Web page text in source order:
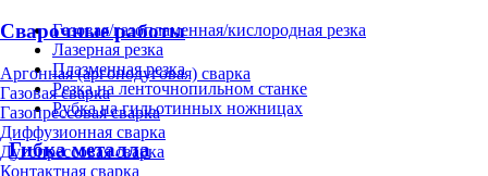
Сварочные работы
Аргонная (аргонодуговая) сварка
Газовая сварка
Газопрессовая сварка
Диффузионная сварка
Дугопрессовая сварка
Контактная сварка
Газовая/газопламенная/кислородная резка
Лазерная резка
Плазменная резка
Резка на ленточнопильном станке
Рубка на гильотинных ножницах
Гибка металла